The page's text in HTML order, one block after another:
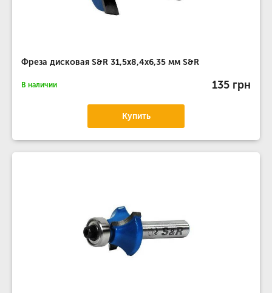
Фреза дисковая S&R 31,5х8,4х6,35 мм S&R
В наличии 135 грн
Купить